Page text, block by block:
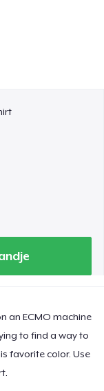
an ECMO machine
to find a way to
favorite color. Use